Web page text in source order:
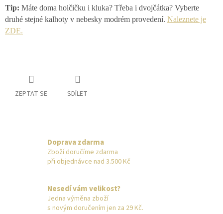
Tip: Máte doma holčičku i kluka? Třeba i dvojčátka? Vyberte
druhé stejné kalhoty v nebesky modrém provedení. Naleznete je
ZDE.
ZEPTAT SE SDÍLET
Doprava zdarma
Zboží doručíme zdarma
při objednávce nad 3.500 Kč
Nesedí vám velikost?
Jedna výměna zboží
s novým doručením jen za 29 Kč.